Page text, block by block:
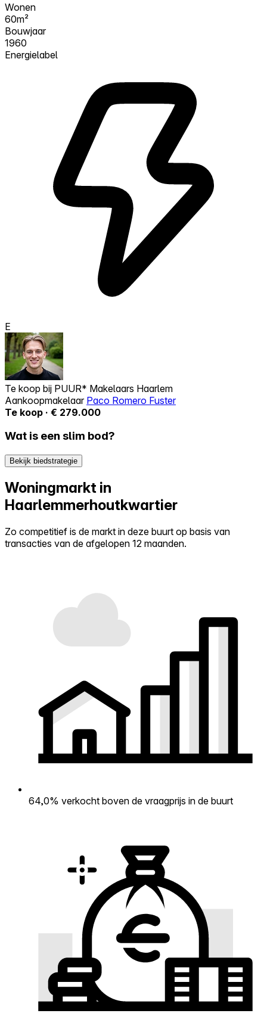
Wonen
60m²
Bouwjaar
1960
Energielabel
E
Te koop bij PUUR* Makelaars Haarlem
Aankoopmakelaar Paco Romero Fuster
Te koop · € 279.000
Wat is een slim bod?
Bekijk biedstrategie
Woningmarkt in
Haarlemmerhoutkwartier
Zo competitief is de markt in deze buurt op basis van
transacties van de afgelopen 12 maanden.
64,0% verkocht boven de vraagprijs in de buurt